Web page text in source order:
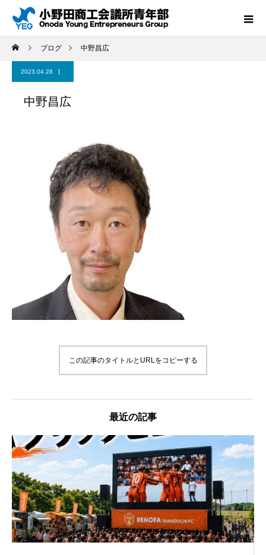
ブログ 中野昌広
2023.04.28
中野昌広
この記事のタイトルとURLをコピーする
最近の記事